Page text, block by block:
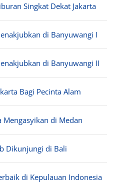
Singkat Dekat Jakarta
di Banyuwangi I
di Banyuwangi II
Bagi Pecinta Alam
Mengasyikan di Medan
Dikunjungi di Bali
di Kepulauan Indonesia